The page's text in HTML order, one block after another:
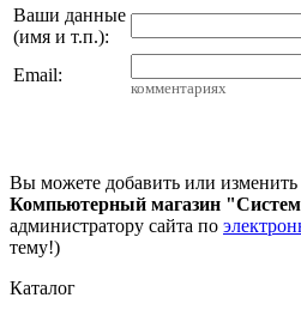
Ваши данные
(имя и т.п.):
Email:
комментариях
Вы можете добавить или
Компьютерный магазин
администратору сайта по
тему!)
Каталог